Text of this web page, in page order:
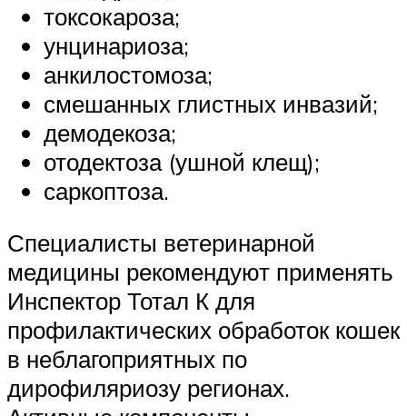
токсокароза;
унцинариоза;
анкилостомоза;
смешанных глистных инвазий;
демодекоза;
отодектоза (ушной клещ);
саркоптоза.
Специалисты ветеринарной
медицины рекомендуют применять
Инспектор Тотал К для
профилактических обработок кошек
в неблагоприятных по
дирофиляриозу регионах.